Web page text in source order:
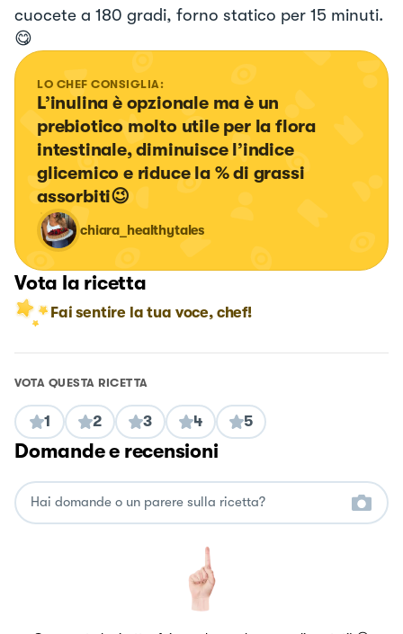
cuocete a 180 gradi, forno statico per 15 minuti.
😋
LO CHEF CONSIGLIA:
L’inulina è opzionale ma è un
prebiotico molto utile per la flora
intestinale, diminuisce l’indice
glicemico e riduce la % di grassi
assorbiti😉
chiara_healthytales
Vota la ricetta
Fai sentire la tua voce, chef!
VOTA QUESTA RICETTA
1 2 3 4 5
Domande e recensioni